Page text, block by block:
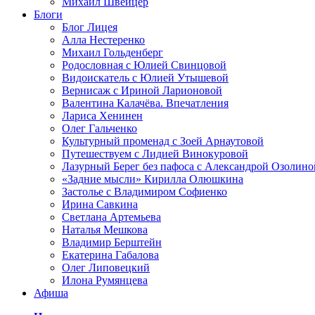
Блоги
Блог Лицея
Алла Нестеренко
Михаил Гольденберг
Родословная с Юлией Свинцовой
Видоискатель с Юлией Утышевой
Вернисаж с Ириной Ларионовой
Валентина Калачёва. Впечатления
Лариса Хенинен
Олег Гальченко
Культурный променад с Зоей Арнаутовой
Путешествуем с Лидией Винокуровой
Лазурный Берег без пафоса с Александрой
«Задние мысли» Кирилла Олюшкина
Застолье с Владимиром Софиенко
Ирина Савкина
Светлана Артемьева
Наталья Мешкова
Владимир Берштейн
Екатерина Габалова
Олег Липовецкий
Илона Румянцева
Афиша